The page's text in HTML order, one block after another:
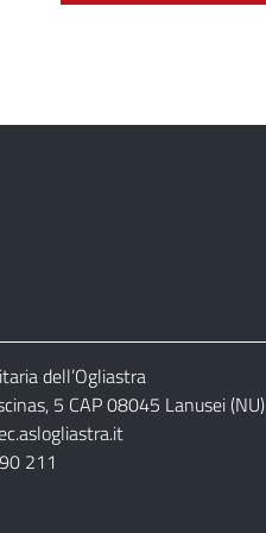
dell’Ogliastra
5 CAP 08045 Lanusei (NU)
211